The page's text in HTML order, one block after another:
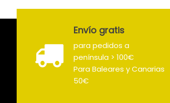
Envío gratis
para pedidos a
península > 100€
Para Baleares y Canarias
50€